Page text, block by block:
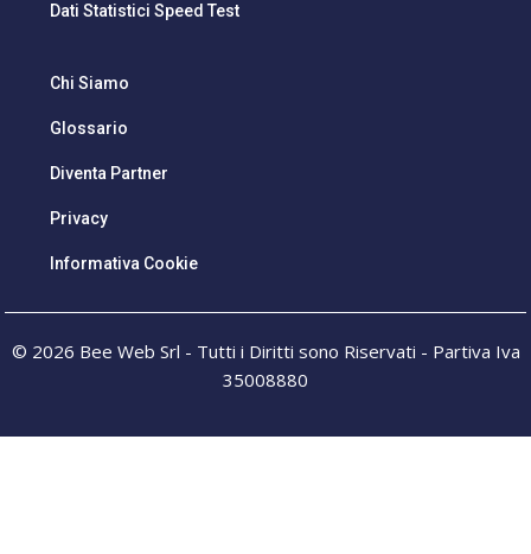
Dati Statistici Speed Test
Chi Siamo
Glossario
Diventa Partner
Privacy
Informativa Cookie
© 2026 Bee Web Srl - Tutti i Diritti sono Riservati - Partiva Iva
35008880